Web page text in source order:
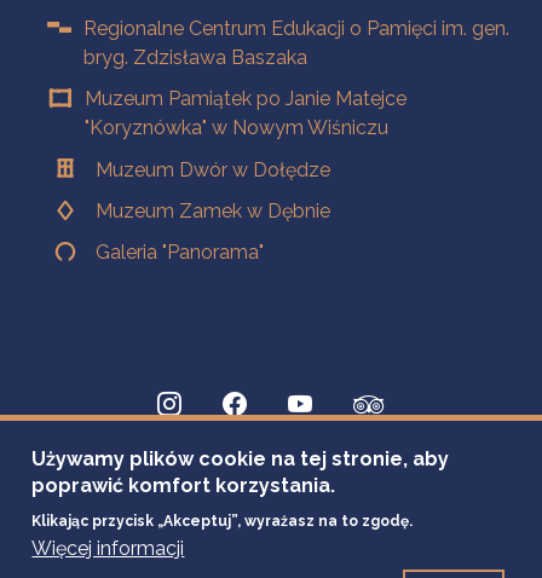
Regionalne Centrum Edukacji o Pamięci im. gen.
bryg. Zdzisława Baszaka
Muzeum Pamiątek po Janie Matejce
"Koryznówka" w Nowym Wiśniczu
Muzeum Dwór w Dołędze
Muzeum Zamek w Dębnie
Galeria "Panorama"
Używamy plików cookie na tej stronie, aby
poprawić komfort korzystania.
Klikając przycisk „Akceptuj”, wyrażasz na to zgodę.
Więcej informacji